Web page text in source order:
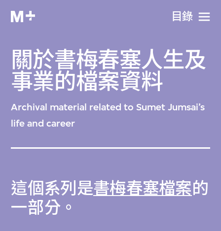
目​錄
關於書梅春塞人生及
事業的檔案資料
Archival material related to Sumet Jumsai’s
life and career
這個系列是書梅春塞檔案的
一部分。